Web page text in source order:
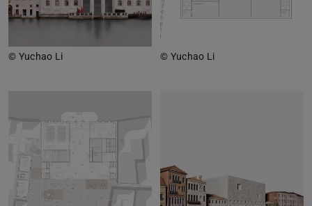
© Yuchao Li © Yuchao Li